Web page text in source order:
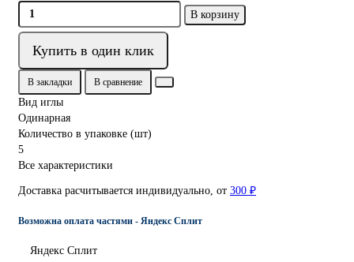
В корзину
Купить в один клик
В закладки В сравнение
Вид иглы
Одинарная
Количество в упаковке (шт)
5
Все характеристики
Доставка расчитывается индивидуально, от 300 ₽
Возможна оплата частями - Яндекс Сплит
Яндекс Сплит